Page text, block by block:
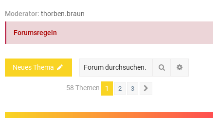
Moderator: thorben.braun
Forumsregeln
Neues Thema Suche
58 Themen 1 2 3